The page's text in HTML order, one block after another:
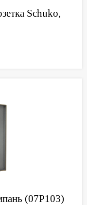
Schuko,
(07P103)